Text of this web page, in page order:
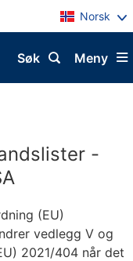
Norsk
Meny
Søk
-
(EU)
vedlegg V og
2021/404 når det